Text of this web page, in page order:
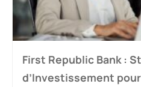
First Republic Bank :
d’Investissement